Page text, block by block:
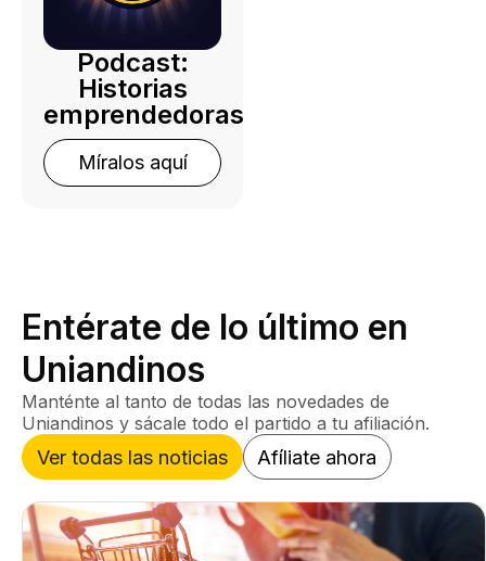
Podcast:
Historias
emprendedoras
Míralos aquí
Entérate de lo último en
Uniandinos
Manténte al tanto de todas las novedades de
Uniandinos y sácale todo el partido a tu afiliación.
Ver todas las noticias Afíliate ahora